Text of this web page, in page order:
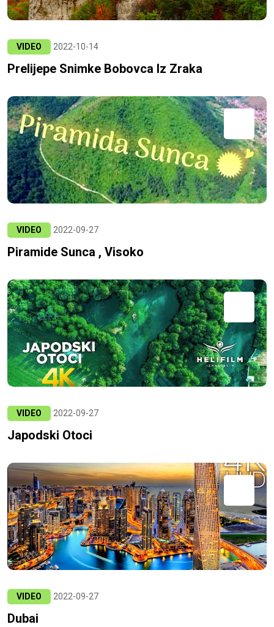
VIDEO 2022-10-14
Prelijepe Snimke Bobovca Iz Zraka
VIDEO 2022-09-27
Piramide Sunca , Visoko
VIDEO 2022-09-27
Japodski Otoci
VIDEO 2022-09-27
Dubai